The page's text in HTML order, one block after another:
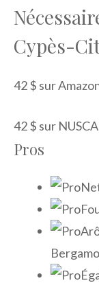
Cypès-
42 $ sur
42 $ sur
Pros